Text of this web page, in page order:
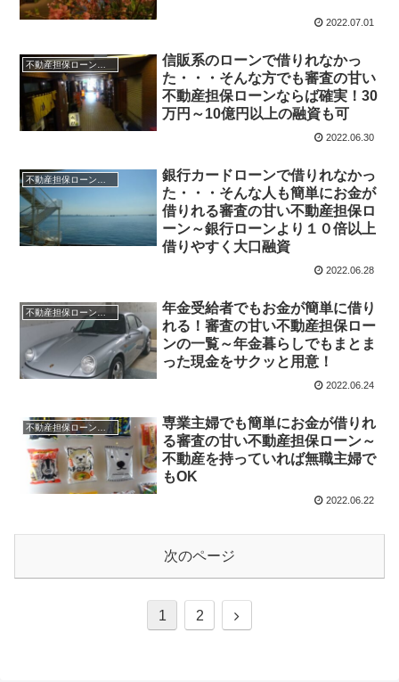
2022.07.01
信販系のローンで借りれなかっ
た・・・そんな方でも審査の甘い
不動産担保ローンならば確実！30
万円～10億円以上の融資も可
2022.06.30
銀行カードローンで借りれなかっ
た・・・そんな人も簡単にお金が
借りれる審査の甘い不動産担保ロ
ーン～銀行ローンより１０倍以上
借りやすく大口融資
2022.06.28
不動産担保ローンの一覧
年金受給者でもお金が簡単に借り
れる！審査の甘い不動産担保ロー
ンの一覧～年金暮らしでもまとま
った現金をサクッと用意！
2022.06.24
専業主婦でも簡単にお金が借りれ
る審査の甘い不動産担保ローン～
不動産を持っていれば無職主婦で
もOK
2022.06.22
次のページ
1 2
次